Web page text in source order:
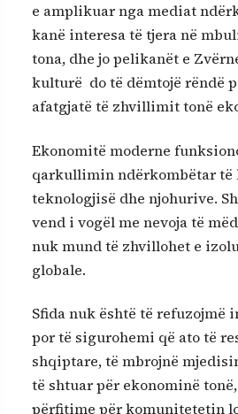
e amplikuar nga mediat
kanë interesa të tjera në
tona, dhe jo pelikanët e
kulturë do të dëmtojë rëndë
afatgjatë të zhvillimit tonë
Ekonomitë moderne
qarkullimin ndërkombëtar
teknologjisë dhe njohurive.
vend i vogël me nevoja të
nuk mund të zhvillohet e
globale.
Sfida nuk është të refuzojmë
por të sigurohemi që ato të
shqiptare, të mbrojnë
të shtuar për ekonominë
përfitime për komunitetetin